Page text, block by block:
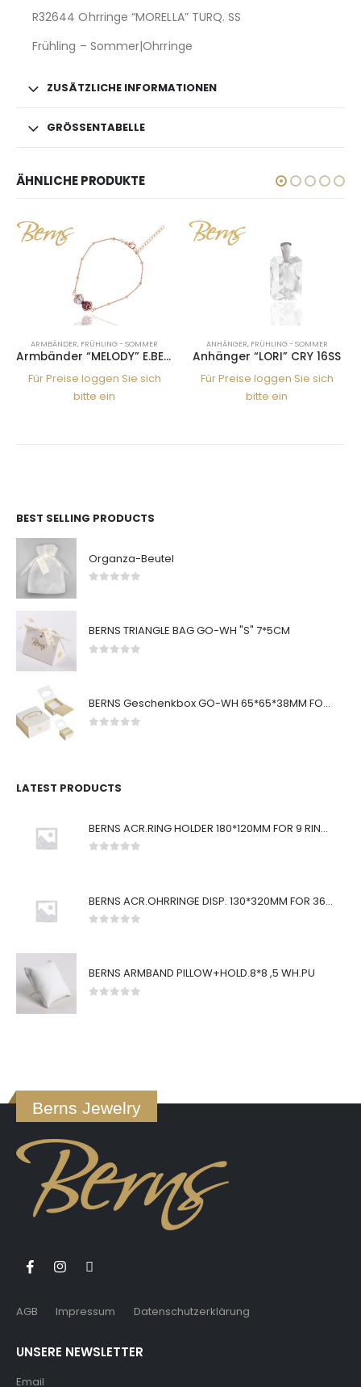
R32644 Ohrringe “MORELLA” TURQ. SS
Frühling – Sommer|Ohrringe
ZUSÄTZLICHE INFORMATIONEN
GRÖSSENTABELLE
ÄHNLICHE PRODUKTE
FRÜHLING - SOMMER
Armbänder “MELODY” E.BERRY-RG
loggen Sie sich
ANHÄNGER FRÜHLING - SOMMER
Anhänger “LORI” CRY 16SS
Für Preise loggen Sie sich
Für
BEST SELLING PRODUCTS
Organza-Beutel
BERNS TRIANGLE BAG GO-WH "S" 7*5CM
BERNS Geschenkbox GO-WH 65*65*38MM FOR SMALL SETS
LATEST PRODUCTS
BERNS ACR.RING HOLDER 180*120MM FOR 9 RINGS
BERNS ACR.OHRRINGE DISP. 130*320MM FOR 36 PAIRS
BERNS ARMBAND PILLOW+HOLD.8*8 ,5 WH.PU
Berns Jewelry
AGB Impressum Datenschutzerklärung
UNSERE NEWSLETTER
Email